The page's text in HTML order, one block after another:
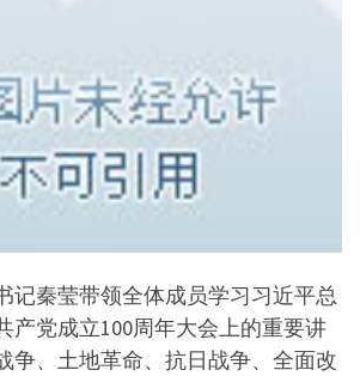
记秦莹带领全体成员学习习近平总
产党成立100周年大会上的重要讲
争、土地革命、抗日战争、全面改